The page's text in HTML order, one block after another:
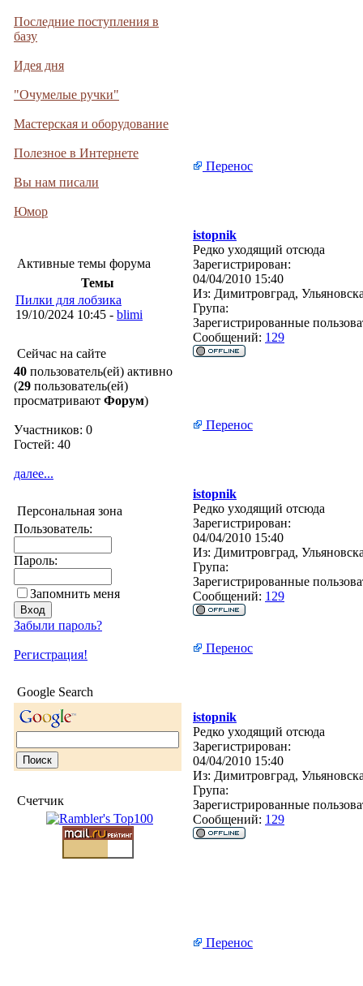
Последние поступления в
базу
Идея дня
"Очумелые ручки"
Мастерская и оборудование
Полезное в Интернете
Вы нам писали
Юмор
Активные темы форума
Темы
Пилки для лобзика
19/10/2024 10:45 - blimi
Сейчас на сайте
40 пользователь(ей) активно
(29 пользователь(ей)
просматривают Форум)
Участников: 0
Гостей: 40
далее...
Персональная зона
Пользователь:
Пароль:
Запомнить меня
Забыли пароль?
Регистрация!
Google Search
Счетчик
Перенос
istopnik
Редко уходящий отсюда
Зарегистрирован:
04/04/2010 15:40
Из: Димитровград,
Група:
Зарегистрированные
Сообщений: 129
Перенос
istopnik
Редко уходящий отсюда
Зарегистрирован:
04/04/2010 15:40
Из: Димитровград,
Група:
Зарегистрированные
Сообщений: 129
Перенос
istopnik
Редко уходящий отсюда
Зарегистрирован:
04/04/2010 15:40
Из: Димитровград,
Група:
Зарегистрированные
Сообщений: 129
Перенос